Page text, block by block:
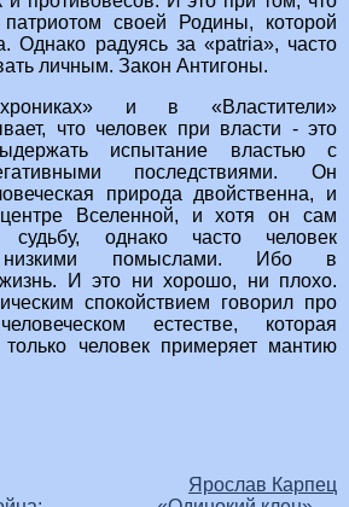
своей Родины, которой
Однако радуясь за «patria», часто
личным. Закон Антигоны.
хрониках» и в «Властители»
что человек при власти - это
испытание властью с
последствиями. Он
природа двойственна, и
Вселенной, и хотя он сам
судьбу, однако часто человек
низкими помыслами. Ибо в
И это ни хорошо, ни плохо.
спокойствием говорил про
естестве, которая
только человек примеряет мантию
Ярослав Карпец